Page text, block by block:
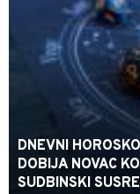
DNEVNI
DOBIJA NOVAC
SUDBINSKI